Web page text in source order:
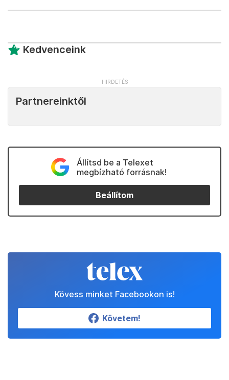
Kedvenceink
Partnereinktől
Állítsd be a Telexet
megbízható forrásnak!
Beállítom
Kövess minket Facebookon is!
Követem!